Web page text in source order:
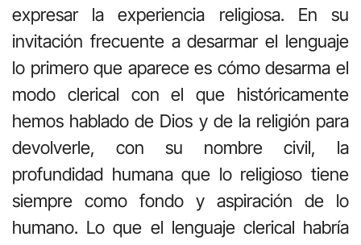
expresar la experiencia religiosa. En su
invitación frecuente a desarmar el lenguaje
lo primero que aparece es cómo desarma el
modo clerical con el que históricamente
hemos hablado de Dios y de la religión para
devolverle, con su nombre civil, la
profundidad humana que lo religioso tiene
siempre como fondo y aspiración de lo
humano. Lo que el lenguaje clerical habría